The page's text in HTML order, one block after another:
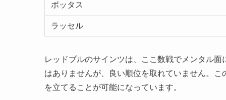
ボッタス
ラッセル
レッドブルのサインツは、ここ数戦でメンタル
はありませんが、良い順位を取れていません。
を立てることが可能になっています。